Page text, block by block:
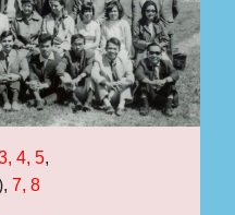
4, 5,
7, 8